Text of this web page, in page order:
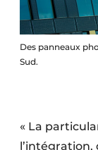
Des panneaux
Sud.
« La
l’intégration,